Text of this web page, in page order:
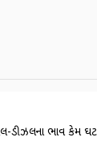
ડીઝલના ભાવ કેમ